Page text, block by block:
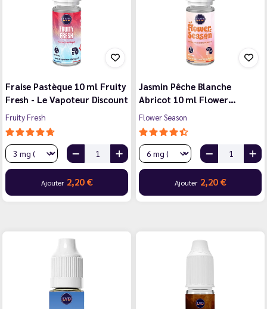
Fraise Pastèque 10 ml Fruity
Fresh - Le Vapoteur Discount
Fruity Fresh
Ajouter 2,20 €
Jasmin Pêche Blanche
Abricot 10 ml Flower…
Flower Season
Ajouter 2,20 €